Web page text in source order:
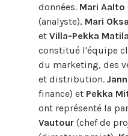
données. Mari Aalto
(analyste), Mari
et Villa-Pekka
constitué l'équipe
du marketing, des
et distribution.
finance) et Pekka
ont représenté la
Vautour (chef de